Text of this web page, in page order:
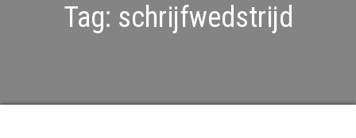
Tag: schrijfwedstrijd